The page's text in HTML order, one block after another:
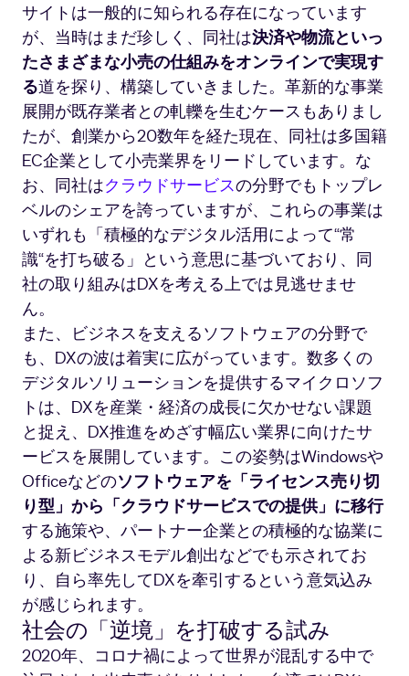
サイトは一般的に知られる存在になっています
が、当時はまだ珍しく、同社は決済や物流といっ
たさまざまな小売の仕組みをオンラインで実現す
る道を探り、構築していきました。革新的な事業
展開が既存業者との軋轢を生むケースもありまし
たが、創業から20数年を経た現在、同社は多国籍
EC企業として小売業界をリードしています。な
お、同社はクラウドサービスの分野でもトップレ
ベルのシェアを誇っていますが、これらの事業は
いずれも「積極的なデジタル活用によって“常
識“を打ち破る」という意思に基づいており、同
社の取り組みはDXを考える上では見逃せませ
ん。
また、ビジネスを支えるソフトウェアの分野で
も、DXの波は着実に広がっています。数多くの
デジタルソリューションを提供するマイクロソフ
トは、DXを産業・経済の成長に欠かせない課題
と捉え、DX推進をめざす幅広い業界に向けたサ
ービスを展開しています。この姿勢はWindowsや
Officeなどのソフトウェアを「ライセンス売り切
り型」から「クラウドサービスでの提供」に移行
する施策や、パートナー企業との積極的な協業に
よる新ビジネスモデル創出などでも示されてお
り、自ら率先してDXを牽引するという意気込み
が感じられます。
社会の「逆境」を打破する試み
2020年、コロナ禍によって世界が混乱する中で